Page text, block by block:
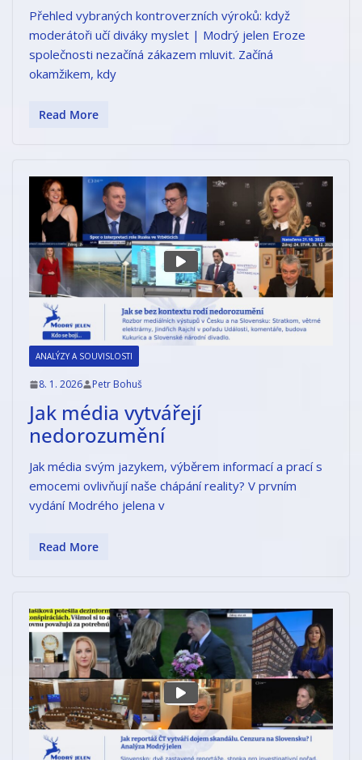
Přehled vybraných kontroverzních výroků: když
moderátoři učí diváky myslet | Modrý jelen Eroze
společnosti nezačíná zákazem mluvit. Začíná
okamžikem, kdy
Read More
ANALÝZY A SOUVISLOSTI
8. 1. 2026 Petr Bohuš
Jak média vytvářejí
nedorozumění
Jak média svým jazykem, výběrem informací a prací s
emocemi ovlivňují naše chápání reality? V prvním
vydání Modrého jelena v
Read More